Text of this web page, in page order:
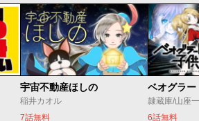
宇宙不動産ほしの
稲井カオル
7話無料
隷蔵庫/山座
6話無料